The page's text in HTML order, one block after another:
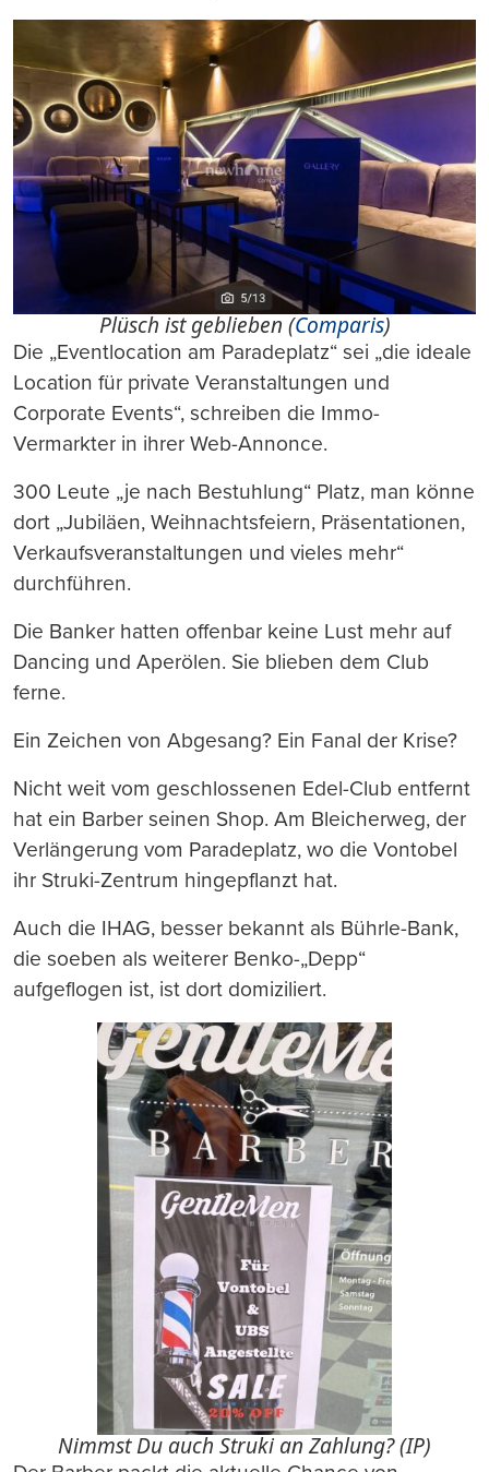
Plüsch ist geblieben (Comparis)
Die „Eventlocation am Paradeplatz“ sei „die ideale
Location für private Veranstaltungen und
Corporate Events“, schreiben die Immo-
Vermarkter in ihrer Web-Annonce.
300 Leute „je nach Bestuhlung“ Platz, man könne
dort „Jubiläen, Weihnachtsfeiern, Präsentationen,
Verkaufsveranstaltungen und vieles mehr“
durchführen.
Die Banker hatten offenbar keine Lust mehr auf
Dancing und Aperölen. Sie blieben dem Club
ferne.
Ein Zeichen von Abgesang? Ein Fanal der Krise?
Nicht weit vom geschlossenen Edel-Club entfernt
hat ein Barber seinen Shop. Am Bleicherweg, der
Verlängerung vom Paradeplatz, wo die Vontobel
ihr Struki-Zentrum hingepflanzt hat.
Auch die IHAG, besser bekannt als Bührle-Bank,
die soeben als weiterer Benko-„Depp“
aufgeflogen ist, ist dort domiziliert.
Nimmst Du auch Struki an Zahlung? (IP)